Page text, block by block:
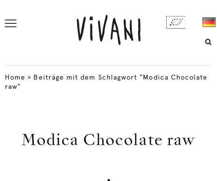
Home > Beiträge mit dem Schlagwort "Modica Chocolate
raw"
Modica Chocolate raw